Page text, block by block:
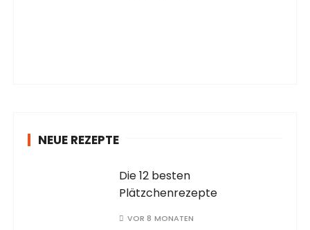
NEUE REZEPTE
Die 12 besten
Plätzchenrezepte
VOR 8 MONATEN